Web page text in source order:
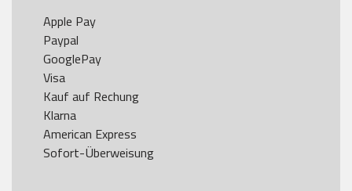
Apple Pay
Paypal
GooglePay
Visa
Kauf auf Rechung
Klarna
American Express